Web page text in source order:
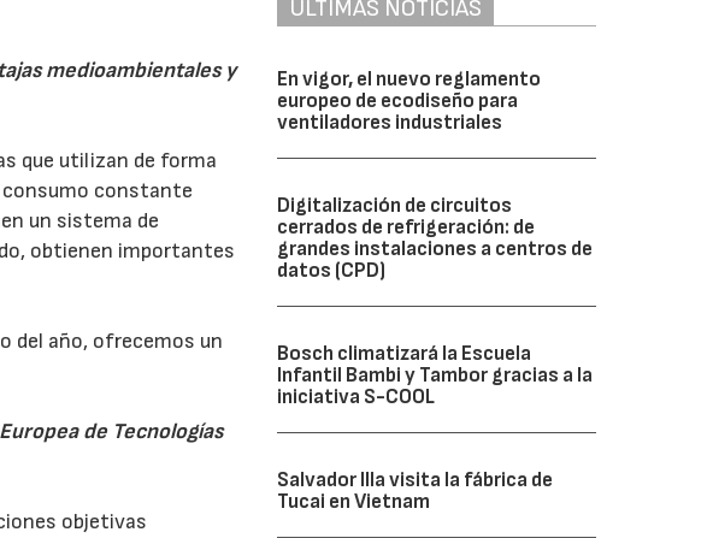
medioambientales y
que utilizan de forma
consumo constante
un sistema de
obtienen importantes
del año, ofrecemos un
de Tecnologías
objetivas
ÚLTIMAS NOTICIAS
En vigor, el nuevo reglamento
europeo de ecodiseño para
ventiladores industriales
Digitalización de circuitos
cerrados de refrigeración: de
grandes instalaciones a centros de
datos (CPD)
Bosch climatizará la Escuela
Infantil Bambi y Tambor gracias a la
iniciativa S-COOL
Salvador Illa visita la fábrica de
Tucai en Vietnam